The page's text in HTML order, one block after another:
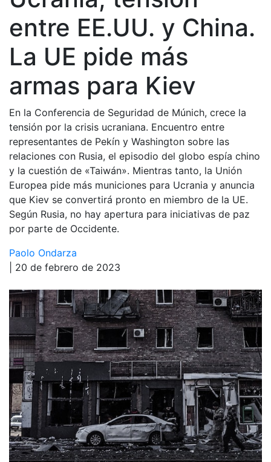
entre EE.UU. y China.
La UE pide más
armas para Kiev
En la Conferencia de Seguridad de Múnich, crece la
tensión por la crisis ucraniana. Encuentro entre
representantes de Pekín y Washington sobre las
relaciones con Rusia, el episodio del globo espía chino
y la cuestión de «Taiwán». Mientras tanto, la Unión
Europea pide más municiones para Ucrania y anuncia
que Kiev se convertirá pronto en miembro de la UE.
Según Rusia, no hay apertura para iniciativas de paz
por parte de Occidente.
Paolo Ondarza
| 20 de febrero de 2023